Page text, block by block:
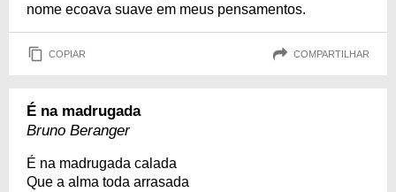
nome ecoava suave em meus pensamentos.
COPIAR COMPARTILHAR
É na madrugada
Bruno Beranger
É na madrugada calada
Que a alma toda arrasada